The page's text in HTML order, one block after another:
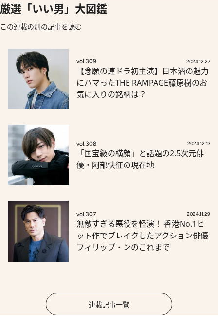
厳選「いい男」大図鑑
この連載の別の記事を読む
vol.309 2024.12.27
【念願の連ドラ初主演】日本酒の魅力
にハマったTHE RAMPAGE藤原樹のお
気に入りの銘柄は？
vol.308 2024.12.13
「国宝級の横顔」と話題の2.5次元俳
優・阿部快征の現在地
vol.307 2024.11.29
無敵すぎる悪役を怪演！ 香港No.1ヒ
ット作でブレイクしたアクション俳優
フィリップ・ンのこれまで
連載記事一覧